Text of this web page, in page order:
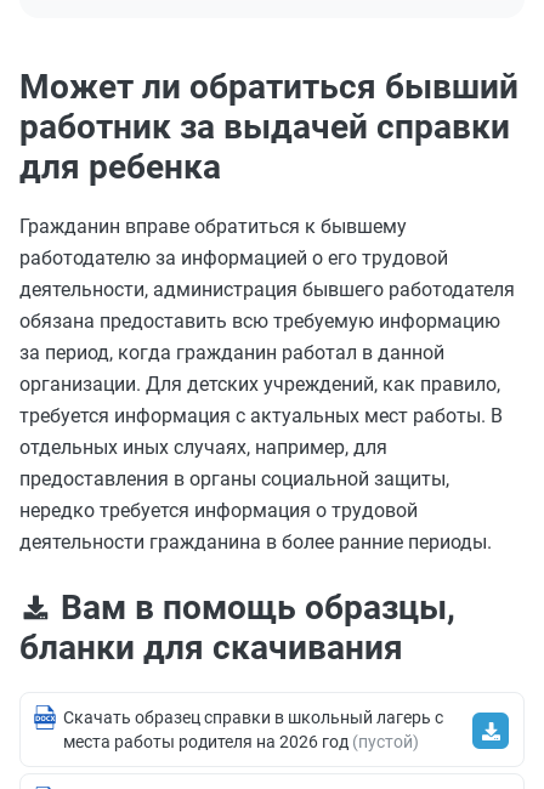
Может ли обратиться бывший
работник за выдачей справки
для ребенка
Гражданин вправе обратиться к бывшему
работодателю за информацией о его трудовой
деятельности, администрация бывшего работодателя
обязана предоставить всю требуемую информацию
за период, когда гражданин работал в данной
организации. Для детских учреждений, как правило,
требуется информация с актуальных мест работы. В
отдельных иных случаях, например, для
предоставления в органы социальной защиты,
нередко требуется информация о трудовой
деятельности гражданина в более ранние периоды.
Вам в помощь образцы,
бланки для скачивания
Скачать образец справки в школьный лагерь с
места работы родителя на 2026 год (пустой)